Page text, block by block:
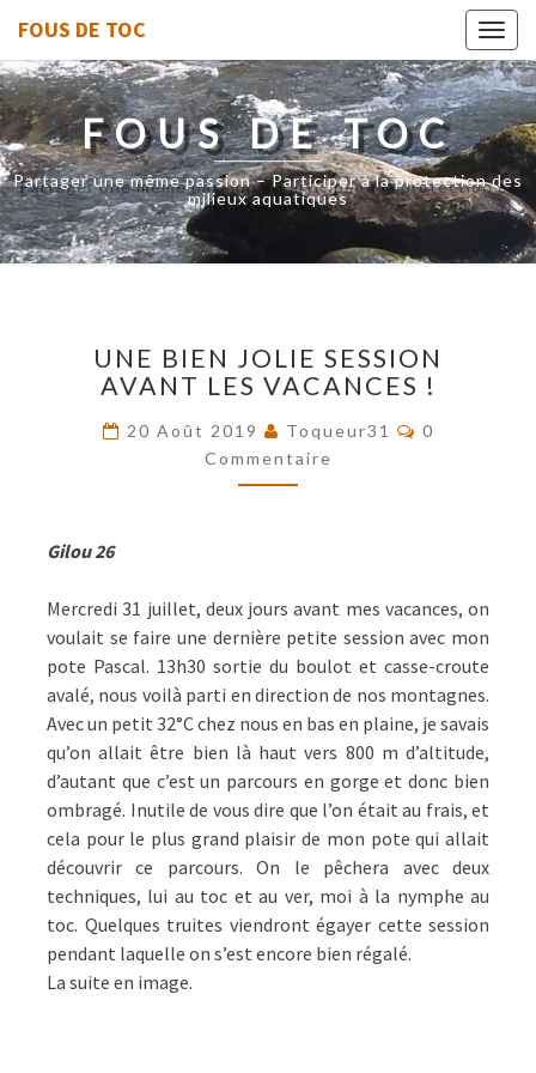
FOUS DE TOC
FOUS DE TOC
Partager une même passion – Participer à la protection des
milieux aquatiques
BIEN
JOLIE
AVANT
LES
VACANCES
UNE BIEN JOLIE SESSION
AVANT LES VACANCES !
20 Août 2019 Toqueur31
0
Commentaire
Gilou 26
Mercredi 31 juillet, deux jours avant mes vacances, on
voulait se faire une dernière petite session avec mon
pote Pascal. 13h30 sortie du boulot et casse-croute
avalé, nous voilà parti en direction de nos montagnes.
Avec un petit 32°C chez nous en bas en plaine, je savais
qu’on allait être bien là haut vers 800 m d’altitude,
d’autant que c’est un parcours en gorge et donc bien
ombragé. Inutile de vous dire que l’on était au frais, et
cela pour le plus grand plaisir de mon pote qui allait
découvrir ce parcours. On le pêchera avec deux
techniques, lui au toc et au ver, moi à la nymphe au
toc. Quelques truites viendront égayer cette session
pendant laquelle on s’est encore bien régalé.
La suite en image.